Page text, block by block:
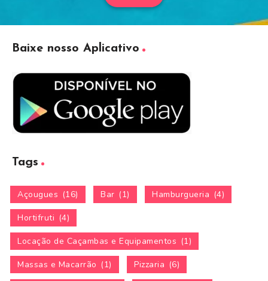
Baixe nosso Aplicativo
Tags
Açougues (16) Bar (1) Hamburgueria (4)
Hortifruti (4)
Locação de Caçambas e Equipamentos (1)
Massas e Macarrão (1) Pizzaria (6)